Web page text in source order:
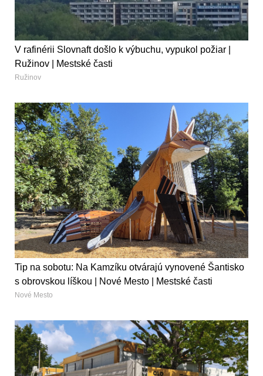
V rafinérii Slovnaft došlo k výbuchu, vypukol požiar |
Ružinov | Mestské časti
Ružinov
Tip na sobotu: Na Kamzíku otvárajú vynovené Šantisko
s obrovskou líškou | Nové Mesto | Mestské časti
Nové Mesto